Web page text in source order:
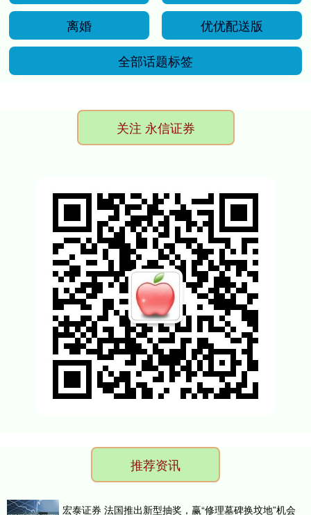
离婚
优优配送版
全部话题标签
关注 永信证券
推荐资讯
宏泰证券 法国推出新型抽奖，赢“修理墓碑换坟地”机会